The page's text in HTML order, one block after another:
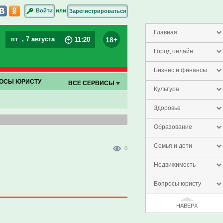
Главная
Город онлайн
Бизнес и финансы
Культура
Здоровье
Образование
Семья и дети
Недвижимость
Вопросы юристу
НАВЕРХ
Войти или Зарегистрироваться
пт , 7 августа 11:20 18+
ЮРИСТУ ВСЕ СЕРВИСЫ
0